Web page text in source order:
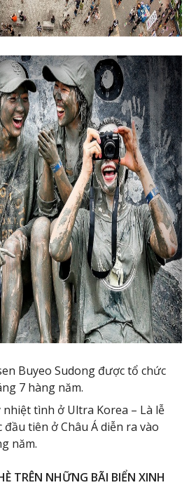
Buyeo Sudong được tổ chức
7 hàng năm.
nhiệt tình ở Ultra Korea – Là lễ
đầu tiên ở Châu Á diễn ra vào
năm.
TRÊN NHỮNG BÃI BIỂN XINH